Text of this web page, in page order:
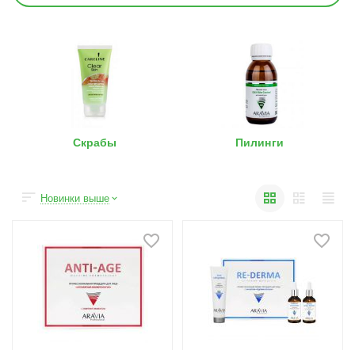
Скрабы Пилинги
Новинки выше